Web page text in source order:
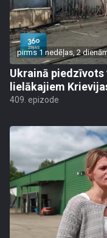
pirms 1 nedēļas, 2
Ukrainā piedzīvots
lielākajiem
409. epizode